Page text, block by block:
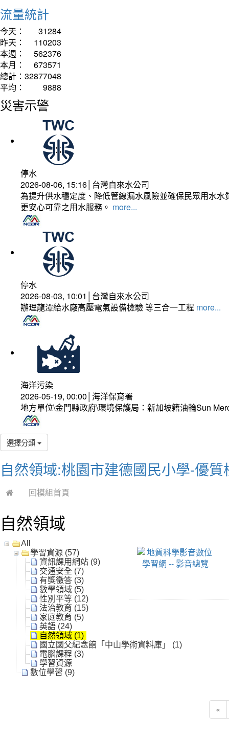
流量統計
今天：
31284
昨天：
110203
本週：
562376
本月：
673571
總計： 32877048
平均：
9888
災害示警
停水
2026-08-06, 15:16│台灣自來水公司
為提升供水穩定度、降低管線漏水風險並確保民眾用水
更安心可靠之用水服務。 more...
停水
2026-08-03, 10:01│台灣自來水公司
辦理龍潭給水廠高壓電氣設備檢驗 等三合一工程 more...
海洋污染
2026-05-19, 00:00│海洋保育署
地方單位\金門縣政府\環境保護局：新加坡籍油輪Sun
選擇分類
自然領域:桃園市建德國民小學-優質
回模組首頁
自然領域
All
學習資源 (57)
資訊課用網站 (9)
交通安全 (7)
有獎徵答 (3)
數學領域 (5)
性別平等 (12)
法治教育 (15)
家庭教育 (5)
英語 (24)
自然領域 (1)
國立國父紀念館「中山學術資料庫」 (1)
電腦課程 (3)
學習資源
數位學習 (9)
«